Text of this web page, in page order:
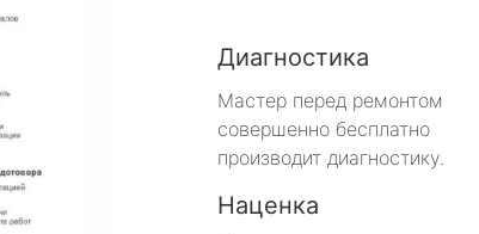
Диагностика
Мастер перед ремонтом
совершенно бесплатно
производит диагностику.
Наценка